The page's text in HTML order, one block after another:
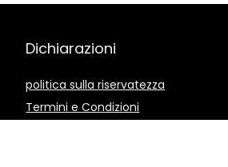
Dichiarazioni
politica sulla riservatezza
Termini e Condizioni